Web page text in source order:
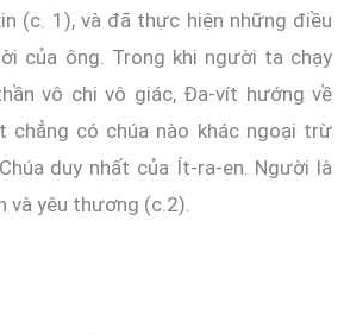
(c. 1), và đã thực hiện những điều
của ông. Trong khi người ta chạy
vô chi vô giác, Đa-vít hướng về
chẳng có chúa nào khác ngoại trừ
duy nhất của Ít-ra-en. Người là
và yêu thương (c.2).